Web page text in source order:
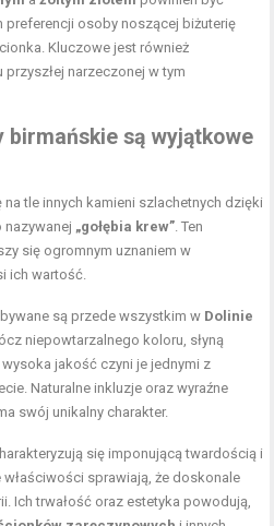
osoby noszącej biżuterię
Kluczowe jest również
narzeczonej w tym
birmańskie są wyjątkowe
tle innych kamieni szlachetnych dzięki
nazywanej „gołębia krew” . Ten
się ogromnym uznaniem w
ich wartość.
są przede wszystkim w Dolinie
niepowtarzalnego koloru, słyną
jakość czyni je jednymi z
Naturalne inkluzje oraz wyraźne
swój unikalny charakter.
się imponującą twardością i
sprawiają, że doskonale
Ich trwałość oraz estetyka powodują,